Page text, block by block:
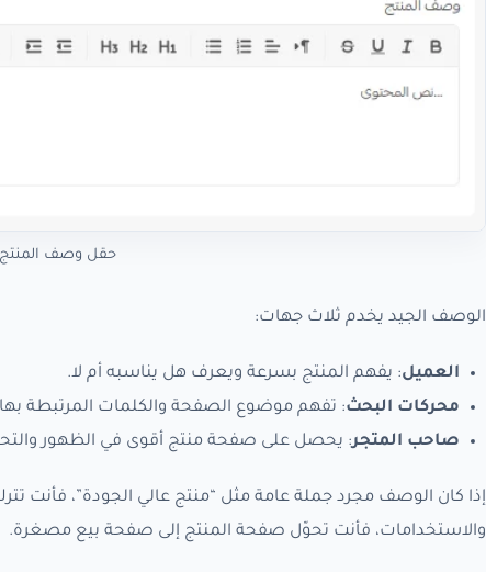
حقل وصف المنتج
الوصف الجيد يخدم ثلاث جهات:
العميل: يفهم المنتج بسرعة ويعرف هل يناسبه أم لا.
محركات البحث: تفهم موضوع الصفحة والكلمات المرتبطة
صاحب المتجر: يحصل على صفحة منتج أقوى في الظهور
إذا كان الوصف مجرد جملة عامة مثل “منتج عالي الجودة”، فأنت
والاستخدامات، فأنت تحوّل صفحة المنتج إلى صفحة بيع مصغرة.